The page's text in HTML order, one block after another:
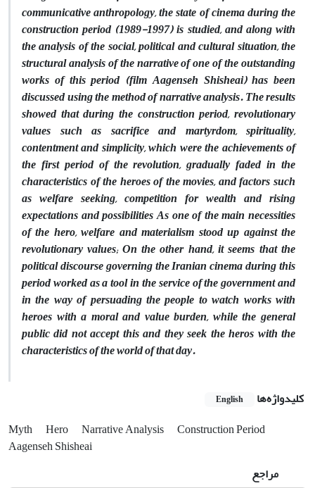
communicative anthropology, the state of cinema during the
construction period (1989-1997) is studied, and along with
the analysis of the social, political and cultural situation, the
structural analysis of the narrative of one of the outstanding
works of this period (film Aagenseh Shisheai) has been
discussed using the method of narrative analysis. The results
showed that during the construction period, revolutionary
values such as sacrifice and martyrdom, spirituality,
contentment and simplicity, which were the achievements of
the first period of the revolution, gradually faded in the
characteristics of the heroes of the movies, and factors such
as welfare seeking, competition for wealth and rising
expectations and possibilities As one of the main necessities
of the hero, welfare and materialism stood up against the
revolutionary values; On the other hand, it seems that the
political discourse governing the Iranian cinema during this
period worked as a tool in the service of the government and
in the way of persuading the people to watch works with
heroes with a moral and value burden, while the general
public did not accept this and they seek the heros with the
characteristics of the world of that day.
کلیدواژه‌ها English
Myth Hero Narrative Analysis
Construction Period
Aagenseh Shisheai
مراجع